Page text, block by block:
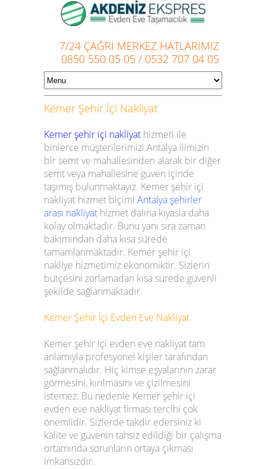
7/24 ÇAĞRI MERKEZ HATLARIMIZ
0850 550 05 05 / 0532 707 04 05
Kemer Şehir İçi Nakliyat
Kemer şehir içi nakliyat hizmeti ile
binlerce müşterilerimizi Antalya ilimizin
bir semt ve mahallesinden alarak bir diğer
semt veya mahallesine güven içinde
taşımış bulunmaktayız. Kemer şehir içi
nakliyat hizmet biçimi Antalya şehirler
arası nakliyat hizmet dalına kıyasla daha
kolay olmaktadır. Bunu yanı sıra zaman
bakımından daha kısa sürede
tamamlanmaktadır. Kemer şehir içi
nakliye hizmetimiz ekonomiktir. Sizlerin
bütçesini zorlamadan kısa sürede güvenli
şekilde sağlanmaktadır.
Kemer Şehir İçi Evden Eve Nakliyat
Kemer şehir içi evden eve nakliyattam
anlamıyla profesyonel kişiler tarafından
sağlanmalıdır. Hiç kimse eşyalarının zarar
görmesini, kırılmasını ve çizilmesini
istemez. Bu nedenle Kemer şehir içi
evden eve nakliyat firması tercihi çok
önemlidir. Sizlerde takdir edersiniz ki
kalite ve güvenin tahsiz edildiği bir çalışma
ortamında sorunların ortaya çıkması
imkansızdır.